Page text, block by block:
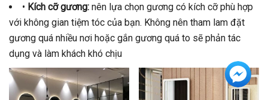
• Kích cỡ gương: nên lựa chọn gương có kích cỡ phù hợp
với không gian tiệm tóc của bạn. Không nên tham lam đặt
gương quá nhiều nơi hoặc gắn gương quá to sẽ phản tác
dụng và làm khách khó chịu